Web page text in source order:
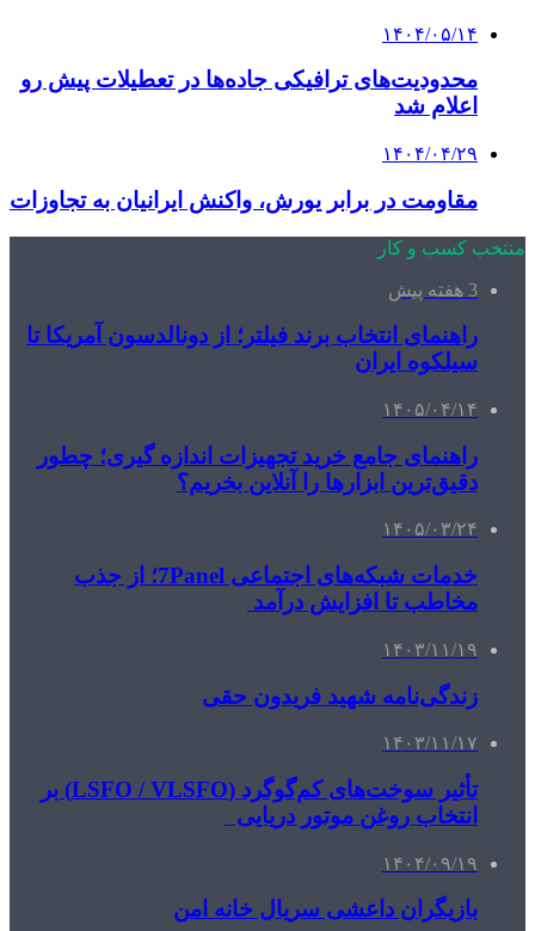
۱۴۰۴/۰۵/۱۴
محدودیت‌های ترافیکی جاده‌ها در تعطیلات پیش رو
اعلام شد
۱۴۰۴/۰۴/۲۹
مقاومت در برابر یورش، واکنش ایرانیان به تجاوزات
منتخب کسب و کار
3 هفته پیش
راهنمای انتخاب برند فیلتر؛ از دونالدسون آمریکا تا
سیلکوه ایران
۱۴۰۵/۰۴/۱۴
راهنمای جامع خرید تجهیزات اندازه گیری؛ چطور
دقیق‌ترین ابزارها را آنلاین بخریم؟
۱۴۰۵/۰۳/۲۴
خدمات شبکه‌های اجتماعی 7Panel؛ از جذب
مخاطب تا افزایش درآمد
۱۴۰۳/۱۱/۱۹
زندگی‌نامه شهید فریدون حقی
۱۴۰۳/۱۱/۱۷
تأثیر سوخت‌های کم‌گوگرد (LSFO / VLSFO) بر
انتخاب روغن موتور دریایی
۱۴۰۴/۰۹/۱۹
بازیگران داعشی سریال خانه امن